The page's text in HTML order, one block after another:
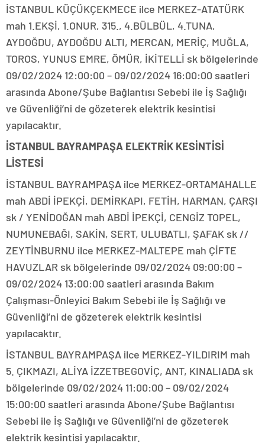
İSTANBUL KÜÇÜKÇEKMECE ilce MERKEZ-ATATÜRK
mah 1.EKŞİ, 1.ONUR, 315., 4.BÜLBÜL, 4.TUNA,
AYDOĞDU, AYDOĞDU ALTI, MERCAN, MERİÇ, MUĞLA,
TOROS, YUNUS EMRE, ÖMÜR, İKİTELLİ sk bölgelerinde
09/02/2024 12:00:00 – 09/02/2024 16:00:00 saatleri
arasında Abone/Şube Bağlantısı Sebebi ile İş Sağlığı
ve Güvenliği’ni de gözeterek elektrik kesintisi
yapılacaktır.
İSTANBUL BAYRAMPAŞA ELEKTRİK KESİNTİSİ
LİSTESİ
İSTANBUL BAYRAMPAŞA ilce MERKEZ-ORTAMAHALLE
mah ABDİ İPEKÇİ, DEMİRKAPI, FETİH, HARMAN, ÇARŞI
sk / YENİDOĞAN mah ABDİ İPEKÇİ, CENGİZ TOPEL,
NUMUNEBAĞI, SAKİN, SERT, ULUBATLI, ŞAFAK sk //
ZEYTİNBURNU ilce MERKEZ-MALTEPE mah ÇİFTE
HAVUZLAR sk bölgelerinde 09/02/2024 09:00:00 –
09/02/2024 13:00:00 saatleri arasında Bakım
Çalışması-Önleyici Bakım Sebebi ile İş Sağlığı ve
Güvenliği’ni de gözeterek elektrik kesintisi
yapılacaktır.
İSTANBUL BAYRAMPAŞA ilce MERKEZ-YILDIRIM mah
5. ÇIKMAZI, ALİYA İZZETBEGOVİÇ, ANT, KINALIADA sk
bölgelerinde 09/02/2024 11:00:00 – 09/02/2024
15:00:00 saatleri arasında Abone/Şube Bağlantısı
Sebebi ile İş Sağlığı ve Güvenliği’ni de gözeterek
elektrik kesintisi yapılacaktır.